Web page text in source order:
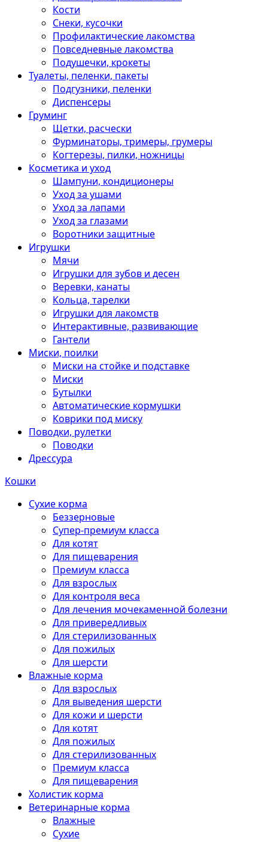
Кости
Снеки, кусочки
Профилактические лакомства
Повседневные лакомства
Подушечки, крокеты
Туалеты, пеленки, пакеты
Подгузники, пеленки
Диспенсеры
Груминг
Щетки, расчески
Фурминаторы, тримеры, грумеры
Когтерезы, пилки, ножницы
Косметика и уход
Шампуни, кондиционеры
Уход за ушами
Уход за лапами
Уход за глазами
Воротники защитные
Игрушки
Мячи
Игрушки для зубов и десен
Веревки, канаты
Кольца, тарелки
Игрушки для лакомств
Интерактивные, развивающие
Гантели
Миски, поилки
Миски на стойке и подставке
Миски
Бутылки
Автоматические кормушки
Коврики под миску
Поводки, рулетки
Поводки
Дрессура
Кошки
Сухие корма
Беззерновые
Супер-премиум класса
Для котят
Для пищеварения
Премиум класса
Для взрослых
Для контроля веса
Для лечения мочекаменной болезни
Для привередливых
Для стерилизованных
Для пожилых
Для шерсти
Влажные корма
Для взрослых
Для выведения шерсти
Для кожи и шерсти
Для котят
Для пожилых
Для стерилизованных
Премиум класса
Для пищеварения
Холистик корма
Ветеринарные корма
Влажные
Сухие